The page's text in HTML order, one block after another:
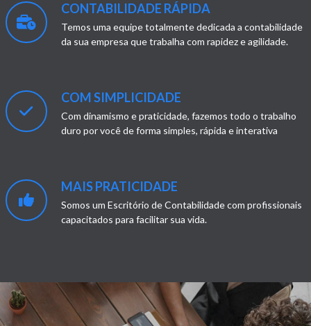
CONTABILIDADE RÁPIDA
Temos uma equipe totalmente dedicada a contabilidade
da sua empresa que trabalha com rapidez e agilidade.
COM SIMPLICIDADE
Com dinamismo e praticidade, fazemos todo o trabalho
duro por você de forma simples, rápida e interativa
MAIS PRATICIDADE
Somos um Escritório de Contabilidade com profissionais
capacitados para facilitar sua vida.